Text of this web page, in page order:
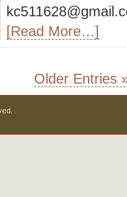
[Read More…]
Older Entries